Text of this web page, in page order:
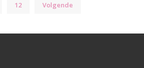
12 Volgende